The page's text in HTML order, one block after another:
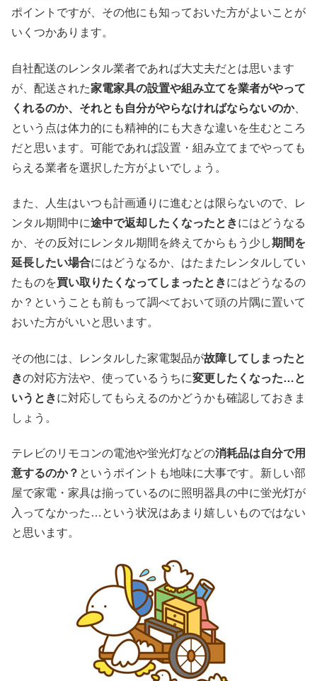
ポイントですが、その他にも知っておいた方がよいことが
いくつかあります。
自社配送のレンタル業者であれば大丈夫だとは思います
が、配送された家電家具の設置や組み立てを業者がやって
くれるのか、それとも自分がやらなければならないのか、
という点は体力的にも精神的にも大きな違いを生むところ
だと思います。可能であれば設置・組み立てまでやっても
らえる業者を選択した方がよいでしょう。
また、人生はいつも計画通りに進むとは限らないので、レ
ンタル期間中に途中で返却したくなったときにはどうなる
か、その反対にレンタル期間を終えてからもう少し期間を
延長したい場合にはどうなるか、はたまたレンタルしてい
たものを買い取りたくなってしまったときにはどうなるの
か？ということも前もって調べておいて頭の片隅に置いて
おいた方がいいと思います。
その他には、レンタルした家電製品が故障してしまったと
きの対応方法や、使っているうちに変更したくなった…と
いうときに対応してもらえるのかどうかも確認しておきま
しょう。
テレビのリモコンの電池や蛍光灯などの消耗品は自分で用
意するのか？ というポイントも地味に大事です。新しい部
屋で家電・家具は揃っているのに照明器具の中に蛍光灯が
入ってなかった…という状況はあまり嬉しいものではない
と思います。